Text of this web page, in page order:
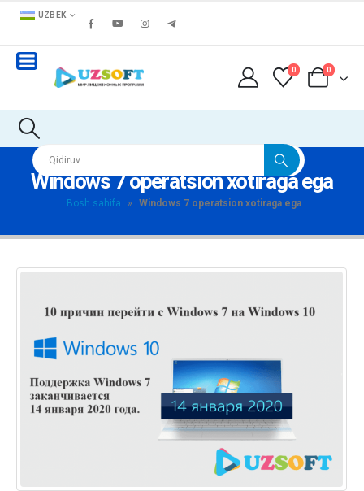
UZBEK
0 0
Windows 7 operatsion xotiraga ega
Bosh sahifa » Windows 7 operatsion xotiraga ega